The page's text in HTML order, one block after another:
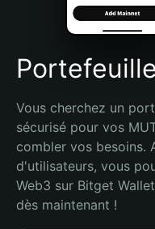
Español (Argentina)
Vous cherchez un
sécurisé pour vos
combler vos besoins.
d'utilisateurs, vous
Web3 sur Bitget
dès maintenant !